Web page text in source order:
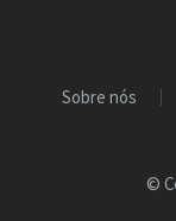
Sobre nós
©